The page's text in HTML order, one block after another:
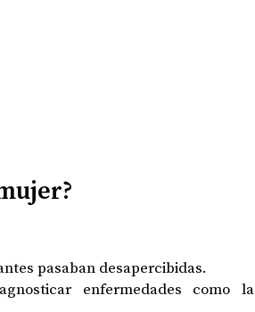
pasaban desapercibidas.
enfermedades como la